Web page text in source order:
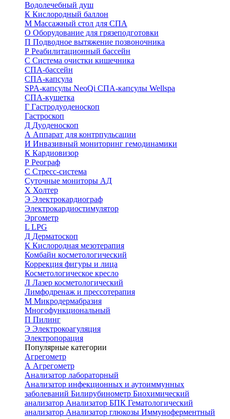
Водолечебный душ
К Кислородный баллон
М Массажный стол для СПА
О Оборудование для грязеподготовки
П Подводное вытяжение позвоночника
Р Реабилитационный бассейн
С Система очистки кишечника
СПА-бассейн
СПА-капсула
SPA-капсулы NeoQi СПА-капсулы Wellspa
СПА-кушетка
Г Гастродуоденоскоп
Гастроскоп
Д Дуоденоскоп
А Аппарат для контрпульсации
И Инвазивный мониторинг гемодинамики
К Кардиовизор
Р Реограф
С Стресс-система
Суточные мониторы АД
Х Холтер
Э Электрокардиограф
Электрокардиостимулятор
Эргометр
L LPG
Д Дерматоскоп
К Кислородная мезотерапия
Комбайн косметологический
Коррекция фигуры и лица
Косметологическое кресло
Л Лазер косметологический
Лимфодренаж и прессотерапия
М Микродермабразия
Многофункциональный
П Пилинг
Э Электрокоагуляция
Электропорация
Популярные категории
Агрегометр
А Агрегометр
Анализатор лабораторный
Анализатор инфекционных и аутоиммунных
заболеваний Билирубинометр Биохимический
анализатор Анализатор БПК Гематологический
анализатор Анализатор глюкозы Иммуноферментный